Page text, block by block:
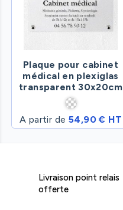
Plaque pour cabinet
médical en plexiglas
transparent 30x20cm
A partir de 54,90 € HT
Livraison point relais
offerte